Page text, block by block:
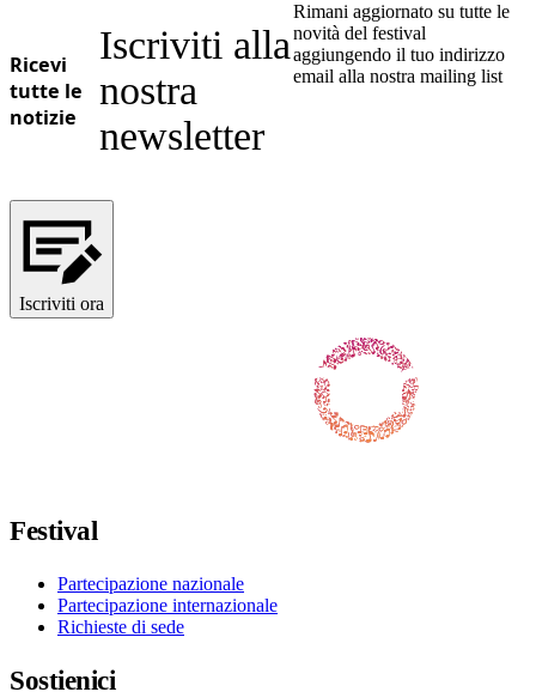
Ricevi
tutte le
notizie
Iscriviti alla
nostra
newsletter
Rimani aggiornato su tutte le
novità del festival
aggiungendo il tuo indirizzo
email alla nostra mailing list
Iscriviti ora
Festival
Partecipazione nazionale
Partecipazione internazionale
Richieste di sede
Sostienici